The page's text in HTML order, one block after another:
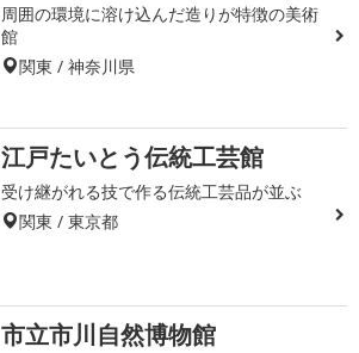
周囲の環境に溶け込んだ造りが特徴の美術
館
関東 / 神奈川県
江戸たいとう伝統工芸館
受け継がれる技で作る伝統工芸品が並ぶ
関東 / 東京都
市立市川自然博物館